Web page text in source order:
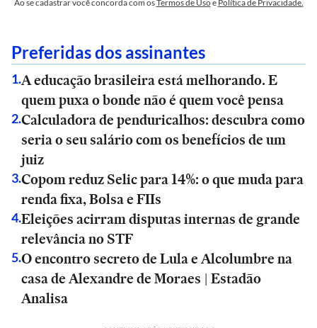
Ao se cadastrar você concorda com osTermos de Usoe Política de Privacidade.
Preferidas dos assinantes
1.A educação brasileira está melhorando. E
quem puxa o bonde não é quem você pensa
2.Calculadora de penduricalhos: descubra como
seria o seu salário com os benefícios de um
juiz
3.Copom reduz Selic para 14%: o que muda para
renda fixa, Bolsa e FIIs
4.Eleições acirram disputas internas de grande
relevância no STF
5.O encontro secreto de Lula e Alcolumbre na
casa de Alexandre de Moraes | Estadão
Analisa